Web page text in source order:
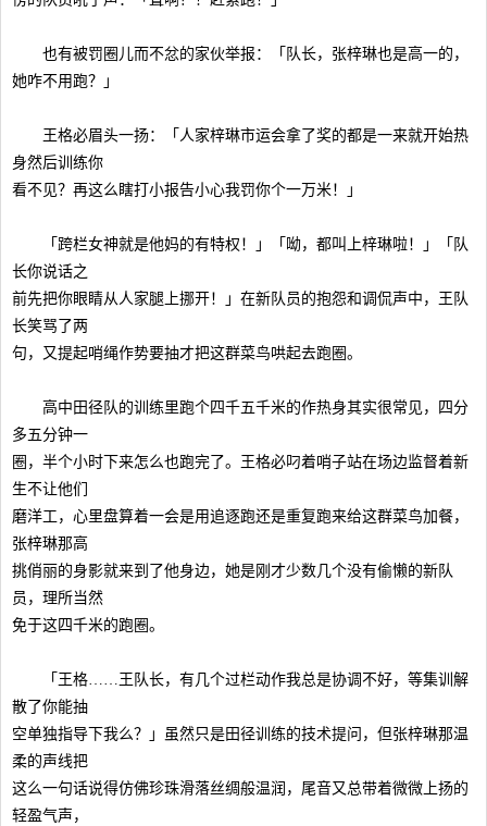
也有被罚圈儿而不忿的家伙举报：「队长，张梓琳也是高一的，
她咋不用跑？」
王格必眉头一扬：「人家梓琳市运会拿了奖的都是一来就开始热
身然后训练你
看不见？再这么瞎打小报告小心我罚你个一万米！」
「跨栏女神就是他妈的有特权！」「呦，都叫上梓琳啦！」「队
长你说话之
前先把你眼睛从人家腿上挪开！」在新队员的抱怨和调侃声中，王队
长笑骂了两
句，又提起哨绳作势要抽才把这群菜鸟哄起去跑圈。
高中田径队的训练里跑个四千五千米的作热身其实很常见，四分
多五分钟一
圈，半个小时下来怎么也跑完了。王格必叼着哨子站在场边监督着新
生不让他们
磨洋工，心里盘算着一会是用追逐跑还是重复跑来给这群菜鸟加餐，
张梓琳那高
挑俏丽的身影就来到了他身边，她是刚才少数几个没有偷懒的新队
员，理所当然
免于这四千米的跑圈。
「王格……王队长，有几个过栏动作我总是协调不好，等集训解
散了你能抽
空单独指导下我么？」虽然只是田径训练的技术提问，但张梓琳那温
柔的声线把
这么一句话说得仿佛珍珠滑落丝绸般温润，尾音又总带着微微上扬的
轻盈气声，